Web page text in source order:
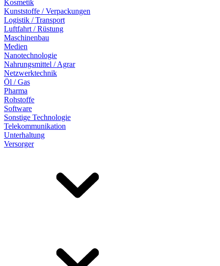
Kosmetik
Kunststoffe / Verpackungen
Logistik / Transport
Luftfahrt / Rüstung
Maschinenbau
Medien
Nanotechnologie
Nahrungsmittel / Agrar
Netzwerktechnik
Öl / Gas
Pharma
Rohstoffe
Software
Sonstige Technologie
Telekommunikation
Unterhaltung
Versorger